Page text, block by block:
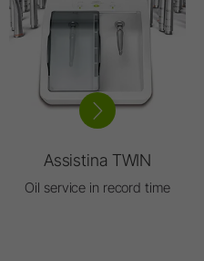
Assistina TWIN
Oil service in record time